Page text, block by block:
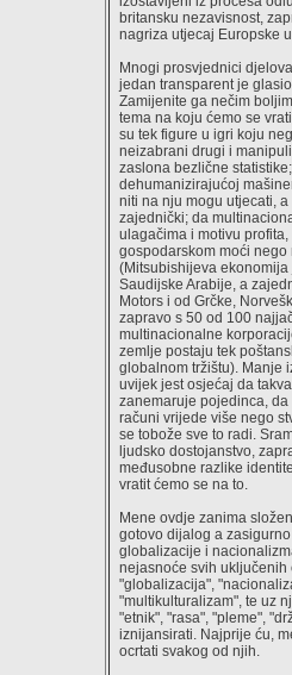
britansku nezavisnost,
nagriza utjecaj Europske
Mnogi prosvjednici
jedan transparent je
Zamijenite ga nečim
tema na koju ćemo se
su tek figure u igri koju
neizabrani drugi i
zaslona bezlične
dehumanizirajućoj
niti na nju mogu utjecati,
zajednički; da
ulagačima i motivu
gospodarskom moći
(Mitsubishijeva
Saudijske Arabije, a
Motors i od Grčke,
zapravo s 50 od 100
multinacionalne
zemlje postaju tek
globalnom tržištu). Manje
uvijek jest osjećaj da
zanemaruje pojedinca,
računi vrijede više nego
se tobože sve to radi.
ljudsko dostojanstvo,
međusobne razlike
vratit ćemo se na to.
Mene ovdje zanima
gotovo dijalog a
globalizacije i
nejasnoće svih uključenih
"globalizacija",
"multikulturalizam", te uz
"etnik", "rasa", "pleme",
iznijansirati. Najprije ću,
ocrtati svakog od njih.